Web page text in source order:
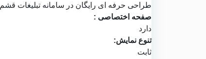
طراحی حرفه ای رایگان در سامانه تبلیغات قشم
صفحه اختصاصی :
دارد
تنوع نمایش:
ثابت